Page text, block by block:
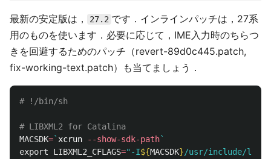
最新の安定版は， 27.2 です．インラインパッチは，27系
用のものを使います．必要に応じて，IME入力時のちらつ
きを回避するためのパッチ（revert-89d0c445.patch,
fix-working-text.patch）も当てましょう．
# !/bin/sh
# LIBXML2 for Catalina
MACSDK=`xcrun --show-sdk-path`
export LIBXML2_CFLAGS="-I${MACSDK}/usr/include/